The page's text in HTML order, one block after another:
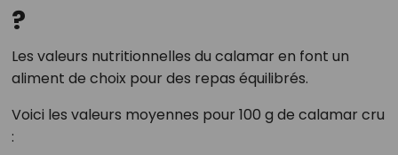
?
Les valeurs nutritionnelles du calamar en font un
aliment de choix pour des repas équilibrés.
Voici les valeurs moyennes pour 100 g de calamar cru
: